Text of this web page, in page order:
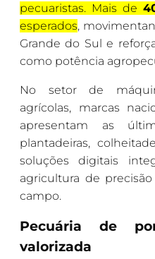
pecuaristas. Mais de
esperados,
Grande do Sul e
como potência
No setor de
agrícolas, marcas
apresentam as
plantadeiras,
soluções digitais
agricultura de
campo.
Pecuária de
valorizada